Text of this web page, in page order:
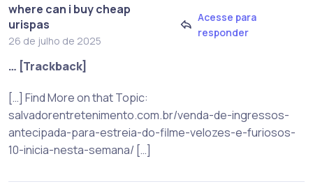
where can i buy cheap
urispas
26 de julho de 2025
Acesse para
responder
… [Trackback]
[…] Find More on that Topic:
salvadorentretenimento.com.br/venda-de-ingressos-
antecipada-para-estreia-do-filme-velozes-e-furiosos-
10-inicia-nesta-semana/ […]